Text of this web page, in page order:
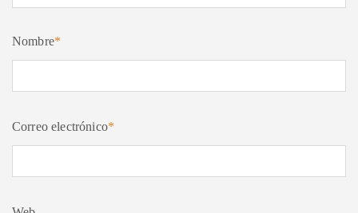
Nombre*
Correo electrónico*